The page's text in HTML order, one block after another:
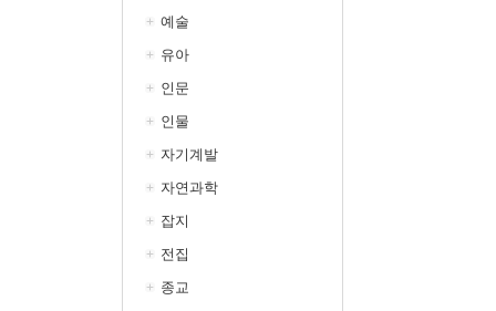
예술
유아
인문
인물
자기계발
자연과학
잡지
전집
종교